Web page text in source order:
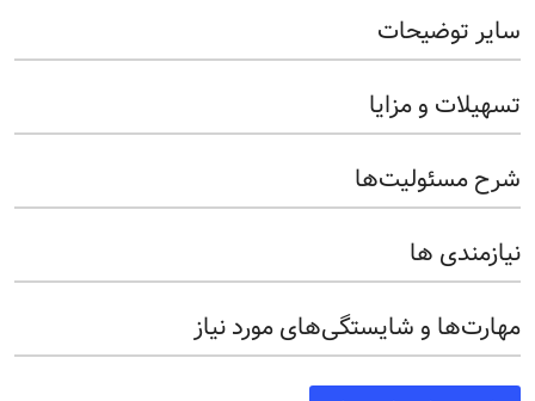
سایر توضیحات
تسهیلات و مزایا
شرح مسئولیت‌ها
نیازمندی ها
مهارت‌ها و شایستگی‌های مورد نیاز